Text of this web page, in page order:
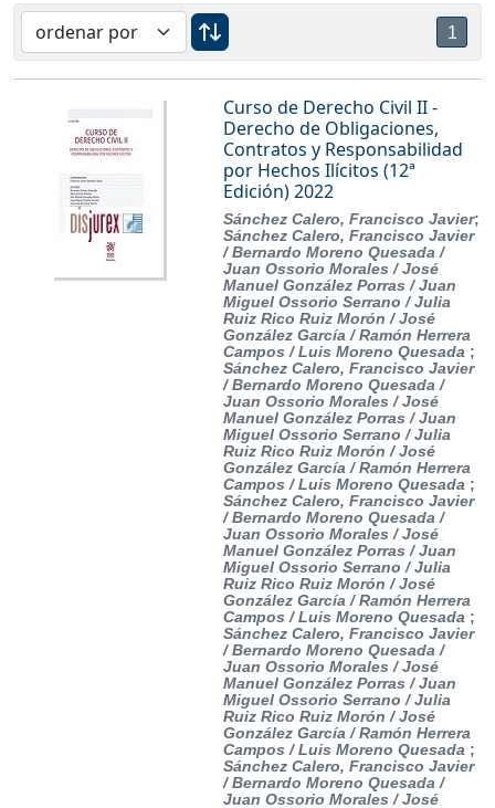
1
Curso de Derecho Civil II -
Derecho de Obligaciones,
Contratos y Responsabilidad
por Hechos Ilícitos (12ª
Edición) 2022
Sánchez Calero, Francisco Javier;
Sánchez Calero, Francisco Javier
/ Bernardo Moreno Quesada /
Juan Ossorio Morales / José
Manuel González Porras / Juan
Miguel Ossorio Serrano / Julia
Ruiz Rico Ruiz Morón / José
González García / Ramón Herrera
Campos / Luis Moreno Quesada ;
Sánchez Calero, Francisco Javier
/ Bernardo Moreno Quesada /
Juan Ossorio Morales / José
Manuel González Porras / Juan
Miguel Ossorio Serrano / Julia
Ruiz Rico Ruiz Morón / José
González García / Ramón Herrera
Campos / Luis Moreno Quesada ;
Sánchez Calero, Francisco Javier
/ Bernardo Moreno Quesada /
Juan Ossorio Morales / José
Manuel González Porras / Juan
Miguel Ossorio Serrano / Julia
Ruiz Rico Ruiz Morón / José
González García / Ramón Herrera
Campos / Luis Moreno Quesada ;
Sánchez Calero, Francisco Javier
/ Bernardo Moreno Quesada /
Juan Ossorio Morales / José
Manuel González Porras / Juan
Miguel Ossorio Serrano / Julia
Ruiz Rico Ruiz Morón / José
González García / Ramón Herrera
Campos / Luis Moreno Quesada ;
Sánchez Calero, Francisco Javier
/ Bernardo Moreno Quesada /
Juan Ossorio Morales / José